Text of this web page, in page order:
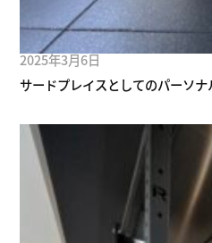
2025年3月6日
サードプレイスとしてのパーソ